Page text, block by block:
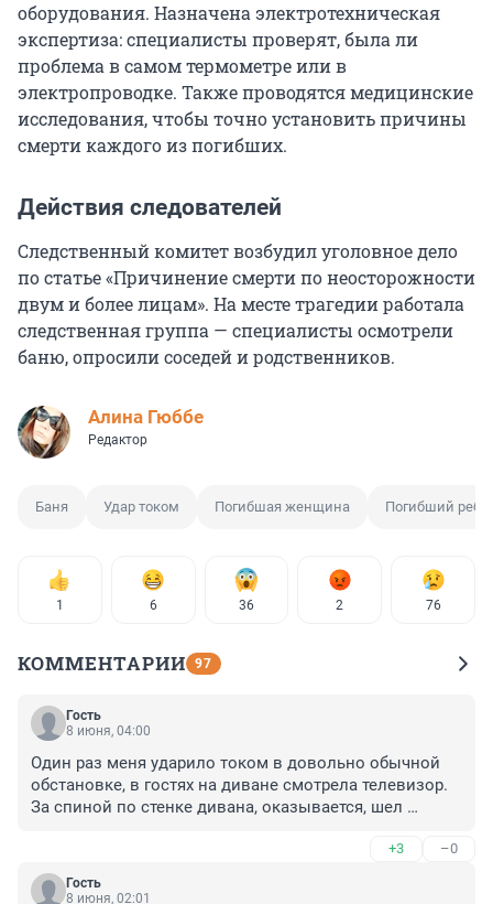
оборудования. Назначена электротехническая
экспертиза: специалисты проверят, была ли
проблема в самом термометре или в
электропроводке. Также проводятся медицинские
исследования, чтобы точно установить причины
смерти каждого из погибших.
Действия следователей
Следственный комитет возбудил уголовное дело
по статье «Причинение смерти по неосторожности
двум и более лицам». На месте трагедии работала
следственная группа — специалисты осмотрели
баню, опросили соседей и родственников.
Алина Гюббе
Редактор
Баня Удар током Погибшая женщина Погибший
1 6 36 2 76
КОММЕНТАРИИ 97
Гость
8 июня, 04:00
Один раз меня ударило током в довольно обычной
обстановке, в гостях на диване смотрела телевизор.
За спиной по стенке дивана, оказывается, шел
справа под окном. Ничего сказать не могла даже и
как то упасть долго.
____
+3 –0
Гость
8 июня, 02:01